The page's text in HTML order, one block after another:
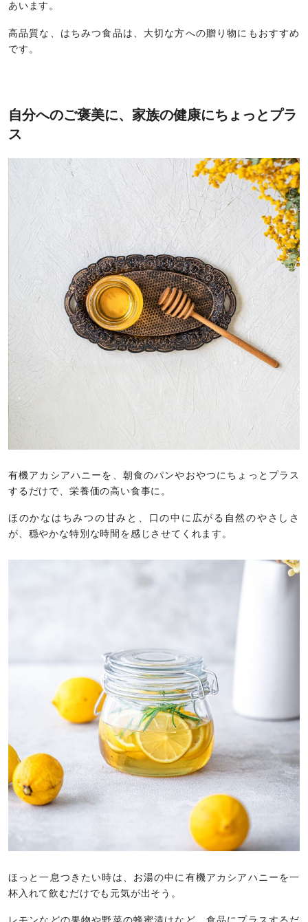
あいます。
高品質な、はちみつ食品は、大切な方への贈り物にもおすすめ
です。
自分へのご褒美に、家族の健康にちょっとプラ
ス
有機アカシアハニーを、朝食のパンやおやつにちょっとプラス
するだけで、栄養価の高い食事に。
ほのかなはちみつの甘みと、口の中に広がる自然のやさしさ
が、穏やかな特別な時間を感じさせてくれます。
ほっと一息つきたい時は、お湯の中に有機アカシアハニーを一
杯入れて飲むだけでも元気が出そう。